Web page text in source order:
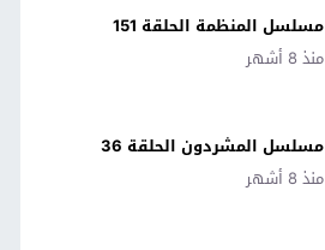
مسلسل المنظمة الحلقة 151
منذ 8 أشهر
مسلسل المشردون الحلقة 36
منذ 8 أشهر